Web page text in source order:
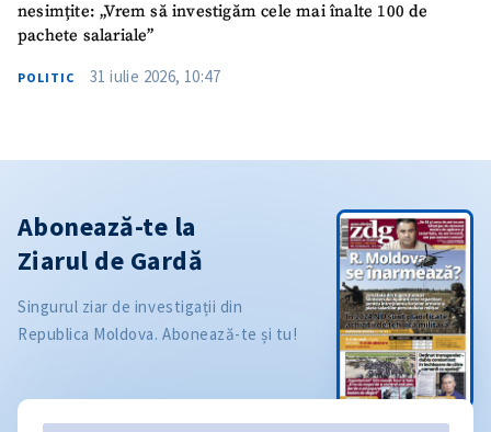
nesimțite: „Vrem să investigăm cele mai înalte 100 de
pachete salariale”
POLITIC 31 iulie 2026, 10:47
Abonează-te la
Ziarul de Gardă
Singurul ziar de investigații din
Republica Moldova. Abonează-te și tu!